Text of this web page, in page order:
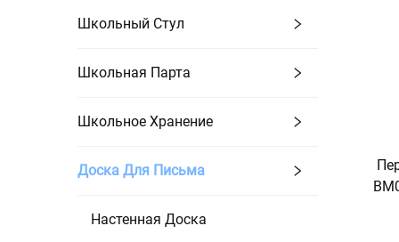
Школьный Стул
Школьная Парта
Школьное Хранение
Доска Для Письма
Настенная Доска